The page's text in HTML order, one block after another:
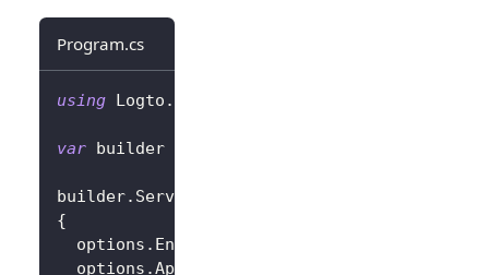
Program.cs
using Logto .
var builder
builder. Services
{
  options
. Endpoint
  options
.AppId